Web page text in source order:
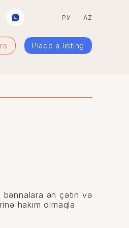
РУ AZ
Place a listing
bənnalara ən çətin və
hakim olmaqla